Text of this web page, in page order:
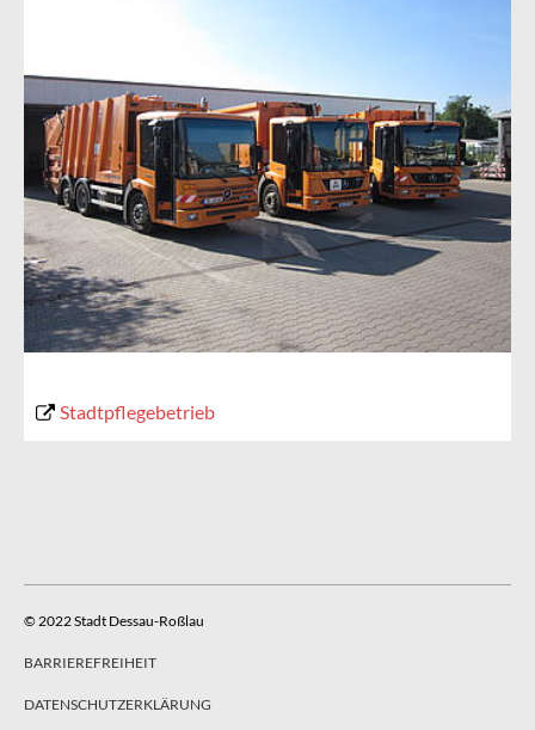
Stadtpflegebetrieb
© 2022 Stadt Dessau-Roßlau
BARRIEREFREIHEIT
DATENSCHUTZERKLÄRUNG